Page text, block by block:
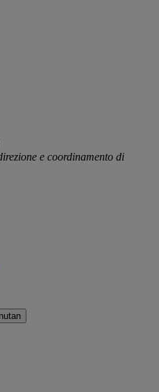
e coordinamento di